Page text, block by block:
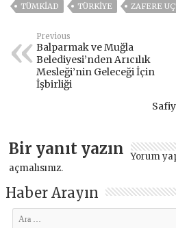
TÜMKİAD
TÜRKİYE ZAFERE
Previous
Balparmak ve Muğla
Belediyesi’nden Arıcılık
Mesleği’nin Geleceği İçin
İşbirliği
Bir yanıt yazın Yorum
açmalısınız.
Haber Arayın